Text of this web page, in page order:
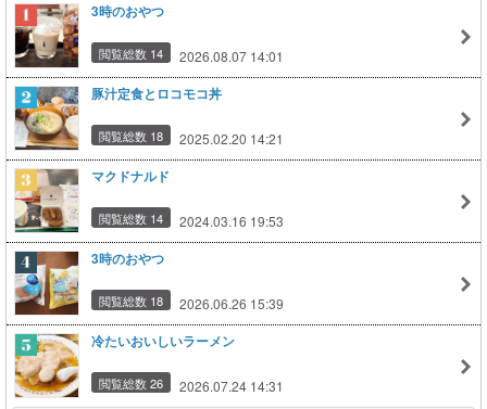
3時のおやつ
閲覧総数 14 2026.08.07 14:01
豚汁定食とロコモコ丼
閲覧総数 18 2025.02.20 14:21
マクドナルド
閲覧総数 14 2024.03.16 19:53
3時のおやつ
閲覧総数 18 2026.06.26 15:39
冷たいおいしいラーメン
閲覧総数 26 2026.07.24 14:31